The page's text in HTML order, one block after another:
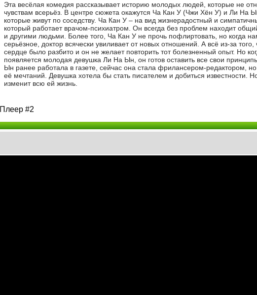
Эта весёлая комедия рассказывает историю молодых людей, которые не
чувствам всерьёз. В центре сюжета окажутся Ча Кан У (Чжи Хён У) и Ли На
которые живут по соседству. Ча Кан У – на вид жизнерадостный и
который работает врачом-психиатром. Он всегда без проблем находит
и другими людьми. Более того, Ча Кан У не прочь пофлиртовать, но когда
серьёзное, доктор всячески увиливает от новых отношений. А всё из-за
сердце было разбито и он не желает повторить тот болезненный опыт. Но
появляется молодая девушка Ли На Ын, он готов оставить все свои
Ын ранее работала в газете, сейчас она стала фрилансером-редактором,
её мечтаний. Девушка хотела бы стать писателем и добиться известности.
изменит всю ей жизнь.
Плеер #2